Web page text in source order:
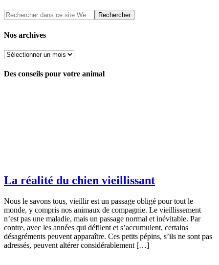
Nos archives
Nos
Des conseils pour votre animal
La réalité du chien vieillissant
Nous le savons tous, vieillir est un passage obligé pour tout le
monde, y compris nos animaux de compagnie. Le vieillissement
n’est pas une maladie, mais un passage normal et inévitable. Par
contre, avec les années qui défilent et s’accumulent, certains
désagréments peuvent apparaître. Ces petits pépins, s’ils ne sont pas
adressés, peuvent altérer considérablement […]